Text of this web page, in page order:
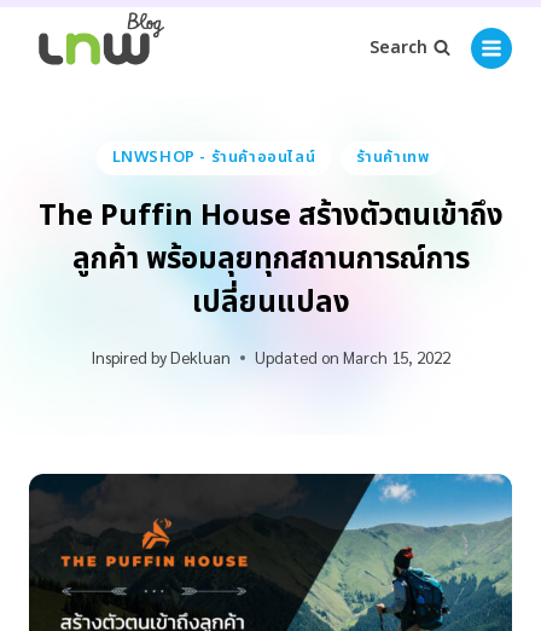
Search
LNWSHOP - ร้านค้าออนไลน์ ร้านค้าเทพ
The Puffin House สร้างตัวตนเข้าถึง
ลูกค้า พร้อมลุยทุกสถานการณ์การ
เปลี่ยนแปลง
Inspired byDekluan Updated on March 15, 2022